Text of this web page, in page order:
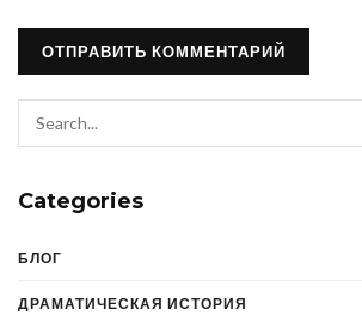
Categories
БЛОГ
ДРАМАТИЧЕСКАЯ ИСТОРИЯ